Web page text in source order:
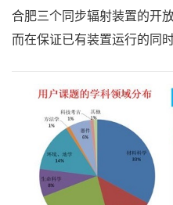
合肥三个同步辐射装置的开
而在保证已有装置运行的同